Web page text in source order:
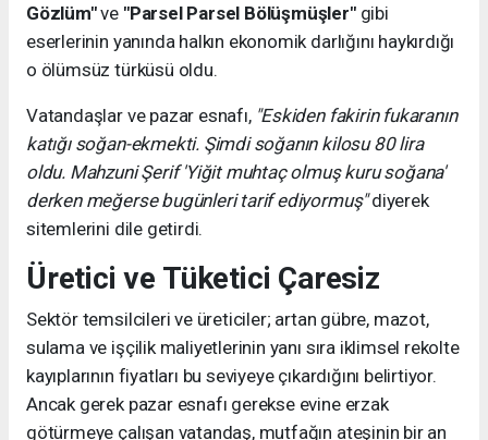
Gözlüm"ve "Parsel Parsel Bölüşmüşler"gibi
eserlerinin yanında halkın ekonomik darlığını haykırdığı
o ölümsüz türküsü oldu.
Vatandaşlar ve pazar esnafı, "Eskiden fakirin fukaranın
katığı soğan-ekmekti. Şimdi soğanın kilosu 80 lira
oldu. Mahzuni Şerif 'Yiğit muhtaç olmuş kuru soğana'
derken meğerse bugünleri tarif ediyormuş"diyerek
sitemlerini dile getirdi.
Üretici ve Tüketici Çaresiz
Sektör temsilcileri ve üreticiler; artan gübre, mazot,
sulama ve işçilik maliyetlerinin yanı sıra iklimsel rekolte
kayıplarının fiyatları bu seviyeye çıkardığını belirtiyor.
Ancak gerek pazar esnafı gerekse evine erzak
götürmeye çalışan vatandaş, mutfağın ateşinin bir an